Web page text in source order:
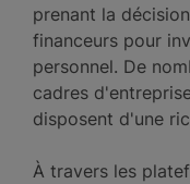
prenant la
financeurs pour
personnel. De
cadres
disposent d'une
À travers les